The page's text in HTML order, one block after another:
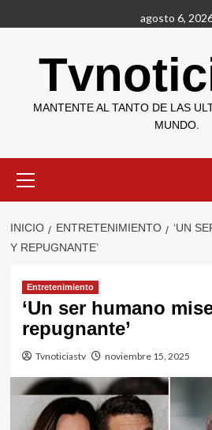
al
agosto 6,
MANTENTE AL TANTO DE LAS
MUNDO.
primario
INICIO ENTRETENIMIENTO
‘UN
Y REPUGNANTE’
Entretenimiento
‘Un ser humano
repugnante’
Tvnoticiastv noviembre 15, 2025